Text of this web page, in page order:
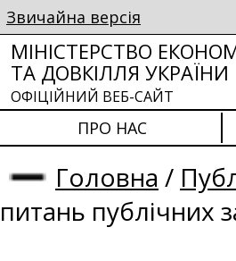
Звичайна версія
МІНІСТЕРСТВО
ТА ДОВКІЛЛЯ УКРАЇНИ
ОФІЦІЙНИЙ ВЕБ-САЙТ
ПРО НАС
Головна /
питань публічних